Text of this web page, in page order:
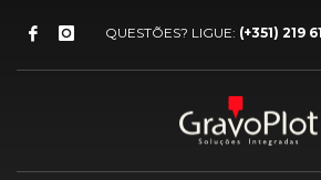
QUESTÕES? LIGUE: (+351) 219